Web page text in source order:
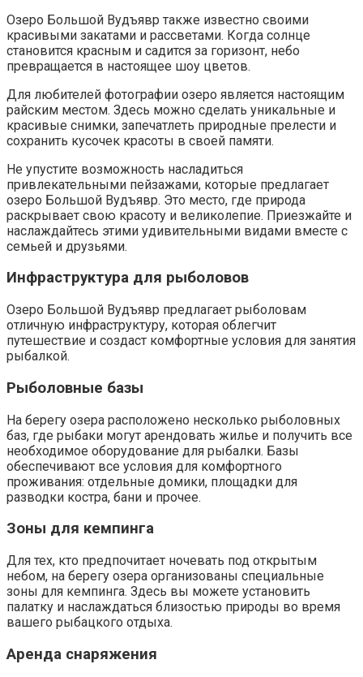
Озеро Большой Вудъявр также известно своими
красивыми закатами и рассветами. Когда солнце
становится красным и садится за горизонт, небо
превращается в настоящее шоу цветов.
Для любителей фотографии озеро является настоящим
райским местом. Здесь можно сделать уникальные и
красивые снимки, запечатлеть природные прелести и
сохранить кусочек красоты в своей памяти.
Не упустите возможность насладиться
привлекательными пейзажами, которые предлагает
озеро Большой Вудъявр. Это место, где природа
раскрывает свою красоту и великолепие. Приезжайте и
наслаждайтесь этими удивительными видами вместе с
семьей и друзьями.
Инфраструктура для рыболовов
Озеро Большой Вудъявр предлагает рыболовам
отличную инфраструктуру, которая облегчит
путешествие и создаст комфортные условия для занятия
рыбалкой.
Рыболовные базы
На берегу озера расположено несколько рыболовных
баз, где рыбаки могут арендовать жилье и получить все
необходимое оборудование для рыбалки. Базы
обеспечивают все условия для комфортного
проживания: отдельные домики, площадки для
разводки костра, бани и прочее.
Зоны для кемпинга
Для тех, кто предпочитает ночевать под открытым
небом, на берегу озера организованы специальные
зоны для кемпинга. Здесь вы можете установить
палатку и наслаждаться близостью природы во время
вашего рыбацкого отдыха.
Аренда снаряжения